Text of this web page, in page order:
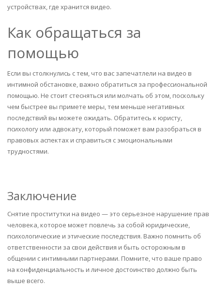
устройствах, где хранится видео.
Как обращаться за
помощью
Если вы столкнулись с тем, что вас запечатлели на видео в
интимной обстановке, важно обратиться за профессиональной
помощью. Не стоит стесняться или молчать об этом, поскольку
чем быстрее вы примете меры, тем меньше негативных
последствий вы можете ожидать. Обратитесь к юристу,
психологу или адвокату, который поможет вам разобраться в
правовых аспектах и справиться с эмоциональными
трудностями.
Заключение
Снятие проститутки на видео — это серьезное нарушение прав
человека, которое может повлечь за собой юридические,
психологические и этические последствия. Важно помнить об
ответственности за свои действия и быть осторожным в
общении с интимными партнерами. Помните, что ваше право
на конфиденциальность и личное достоинство должно быть
выше всего.